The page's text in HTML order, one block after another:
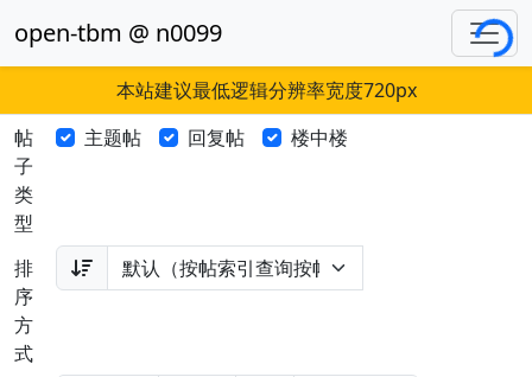
open-tbm @ n0099
本站建议最低逻辑分辨率宽度720px
Loading...
帖
子
类
型
主题帖 回复帖 楼中楼
排
序
方
式